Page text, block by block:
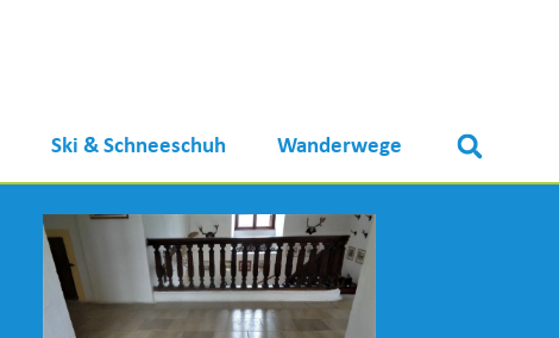
Ski & Schneeschuh Wanderwege